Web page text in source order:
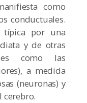
como
conductuales.
típica por una
y de otras
como las
a medida
(neuronas) y
cerebro.